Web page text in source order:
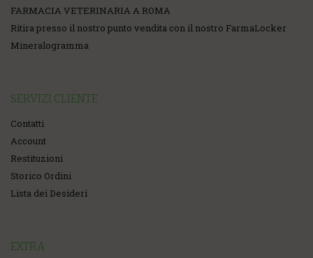
FARMACIA VETERINARIA A ROMA
Ritira presso il nostro punto vendita con il nostro FarmaLocker
Mineralogramma
SERVIZI CLIENTE
Contatti
Account
Restituzioni
Storico Ordini
Lista dei Desideri
EXTRA